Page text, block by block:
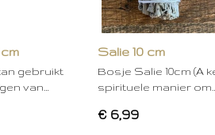
gebruikt
van…
Salie 10 cm
Bosje Salie 10cm (A
spirituele manier om…
€ 6,99